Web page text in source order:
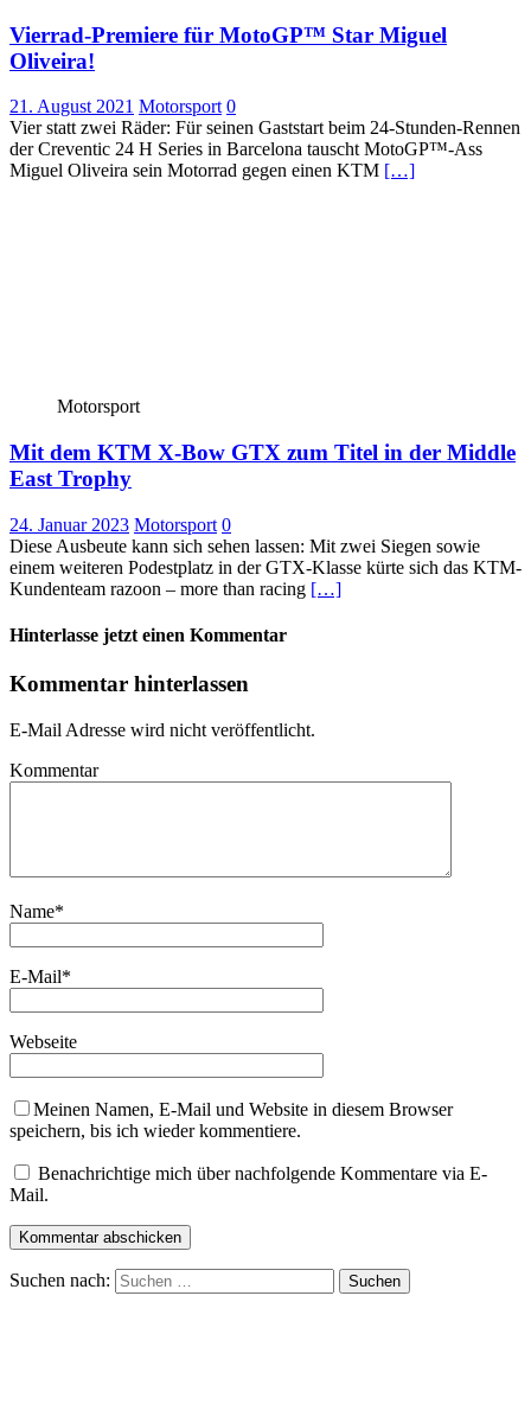
Vierrad-Premiere für MotoGP™ Star Miguel
Oliveira!
21. August 2021 Motorsport 0
Vier statt zwei Räder: Für seinen Gaststart beim 24-Stunden-Rennen
der Creventic 24 H Series in Barcelona tauscht MotoGP™-Ass
Miguel Oliveira sein Motorrad gegen einen KTM […]
Motorsport
Mit dem KTM X-Bow GTX zum Titel in der Middle
East Trophy
24. Januar 2023 Motorsport 0
Diese Ausbeute kann sich sehen lassen: Mit zwei Siegen sowie
einem weiteren Podestplatz in der GTX-Klasse kürte sich das KTM-
Kundenteam razoon – more than racing […]
Hinterlasse jetzt einen Kommentar
Kommentar hinterlassen
E-Mail Adresse wird nicht veröffentlicht.
Kommentar
Name*
E-Mail*
Webseite
Meinen Namen, E-Mail und Website in diesem Browser
speichern, bis ich wieder kommentiere.
Benachrichtige mich über nachfolgende Kommentare via E-
Mail.
Suchen nach: